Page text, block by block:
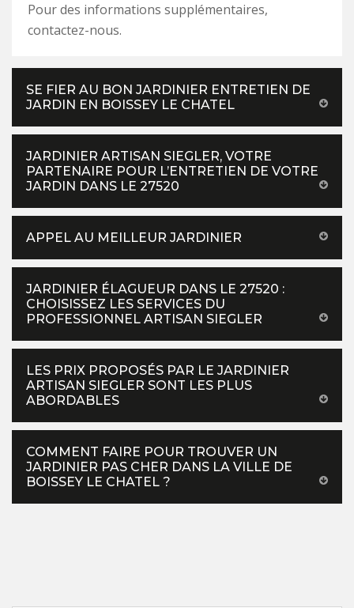
Pour des informations supplémentaires,
contactez-nous.
SE FIER AU BON JARDINIER ENTRETIEN DE
JARDIN EN BOISSEY LE CHATEL
JARDINIER ARTISAN SIEGLER, VOTRE
PARTENAIRE POUR L’ENTRETIEN DE VOTRE
JARDIN DANS LE 27520
APPEL AU MEILLEUR JARDINIER
JARDINIER ÉLAGUEUR DANS LE 27520 :
CHOISISSEZ LES SERVICES DU
PROFESSIONNEL ARTISAN SIEGLER
LES PRIX PROPOSÉS PAR LE JARDINIER
ARTISAN SIEGLER SONT LES PLUS
ABORDABLES
COMMENT FAIRE POUR TROUVER UN
JARDINIER PAS CHER DANS LA VILLE DE
BOISSEY LE CHATEL ?